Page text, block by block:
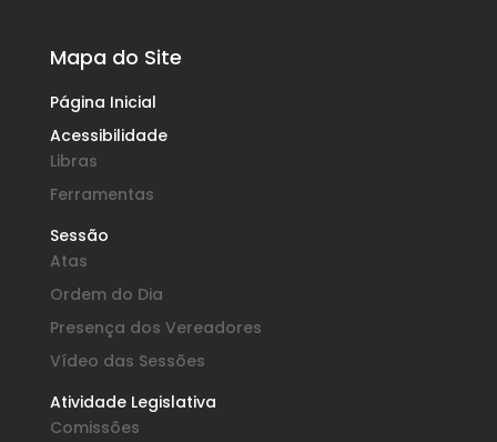
Mapa do Site
Página Inicial
Acessibilidade
Libras
Ferramentas
Sessão
Atas
Ordem do Dia
Presença dos Vereadores
Vídeo das Sessões
Atividade Legislativa
Comissões